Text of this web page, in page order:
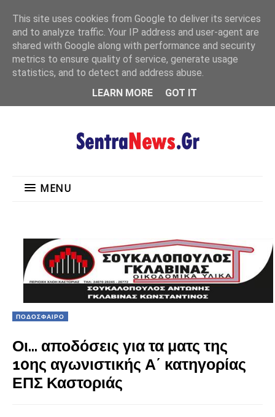
MENU
MENU
ΠΟΔΟΣΦΑΙΡΟ
Οι… αποδόσεις για τα ματς της
10ης αγωνιστικής Α΄ κατηγορίας
ΕΠΣ Καστοριάς
This site uses cookies from Google to deliver its services
and to analyze traffic. Your IP address and user-agent are
shared with Google along with performance and security
metrics to ensure quality of service, generate usage
statistics, and to detect and address abuse.
LEARN MORE
GOT IT